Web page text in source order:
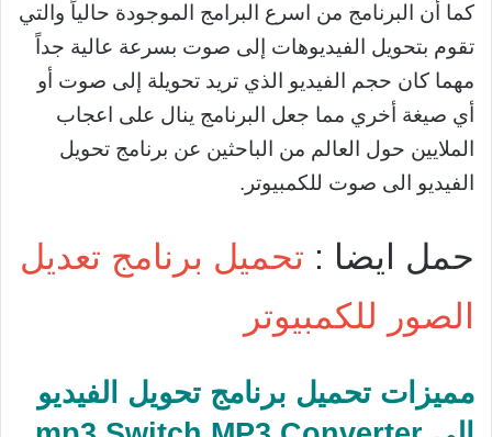
كما أن البرنامج من اسرع البرامج الموجودة حالياً والتي
تقوم بتحويل الفيديوهات إلى صوت بسرعة عالية جداً
مهما كان حجم الفيديو الذي تريد تحويلة إلى صوت أو
أي صيغة أخري مما جعل البرنامج ينال على اعجاب
الملايين حول العالم من الباحثين عن برنامج تحويل
الفيديو الى صوت للكمبيوتر.
حمل ايضا : تحميل برنامج تعديل
الصور للكمبيوتر
مميزات تحميل برنامج تحويل الفيديو